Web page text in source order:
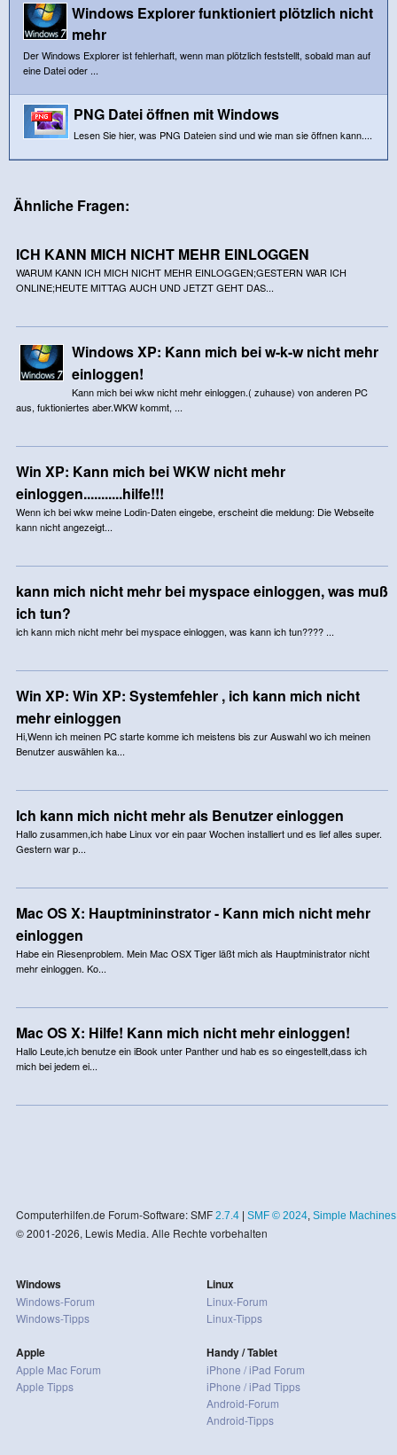
Windows Explorer funktioniert plötzlich nicht
mehr
Der Windows Explorer ist fehlerhaft, wenn man plötzlich feststellt, sobald man auf
eine Datei oder ...
PNG Datei öffnen mit Windows
Lesen Sie hier, was PNG Dateien sind und wie man sie öffnen kann....
Ähnliche Fragen:
ICH KANN MICH NICHT MEHR EINLOGGEN
WARUM KANN ICH MICH NICHT MEHR EINLOGGEN;GESTERN WAR ICH
ONLINE;HEUTE MITTAG AUCH UND JETZT GEHT DAS...
Windows XP: Kann mich bei w-k-w nicht mehr
einloggen!
Kann mich bei wkw nicht mehr einloggen.( zuhause) von anderen PC
aus, fuktioniertes aber.WKW kommt, ...
Win XP: Kann mich bei WKW nicht mehr
einloggen...........hilfe!!!
Wenn ich bei wkw meine Lodin-Daten eingebe, erscheint die meldung: Die Webseite
kann nicht angezeigt...
kann mich nicht mehr bei myspace einloggen, was muß
ich tun?
ich kann mich nicht mehr bei myspace einloggen, was kann ich tun???? ...
Win XP: Win XP: Systemfehler , ich kann mich nicht
mehr einloggen
Hi,Wenn ich meinen PC starte komme ich meistens bis zur Auswahl wo ich meinen
Benutzer auswählen ka...
Ich kann mich nicht mehr als Benutzer einloggen
Hallo zusammen,ich habe Linux vor ein paar Wochen installiert und es lief alles super.
Gestern war p...
Mac OS X: Hauptmininstrator - Kann mich nicht mehr
einloggen
Habe ein Riesenproblem. Mein Mac OSX Tiger läßt mich als Hauptministrator nicht
mehr einloggen. Ko...
Mac OS X: Hilfe! Kann mich nicht mehr einloggen!
Hallo Leute,ich benutze ein iBook unter Panther und hab es so eingestellt,dass ich
mich bei jedem ei...
Computerhilfen.de Forum-Software: SMF 2.7.4| SMF © 2024, Simple Machines
© 2001-2026, Lewis Media. Alle Rechte vorbehalten
Windows
Windows-Forum
Windows-Tipps
Apple
Apple Mac Forum
Apple Tipps
Linux
Linux-Forum
Linux-Tipps
Handy / Tablet
iPhone / iPad Forum
iPhone / iPad Tipps
Android-Forum
Android-Tipps